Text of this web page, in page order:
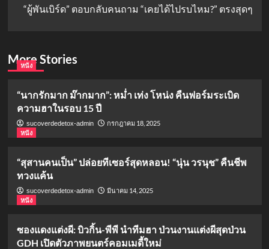
“ผู้พันเบิร์ด” ตอบกลับคนถาม “เคยได้ไปรบไหม?” ตรงสุดๆ
More Stories
หนัง
“นากรักมาก ม๊ากมาก”: หม่ำ เท่ง โหน่ง คืนฟอร์มระเบิด
ความฮาในรอบ 15 ปี
sucoverdedetox-admin
กรกฎาคม 18, 2025
หนัง
“สุสานคนเป็น” ปล่อยทีเซอร์สุดหลอน! “นุ่น วรนุช” คืนชีพ
ทวงแค้น
sucoverdedetox-admin
มีนาคม 14, 2025
หนัง
ซองแดงแต่งผี: บิวกิ้น-พีพี นำทีมฮา ป่วนงานแต่งผีสุดป่วน
GDH เปิดตัวภาพยนตร์คอมเมดี้ใหม่